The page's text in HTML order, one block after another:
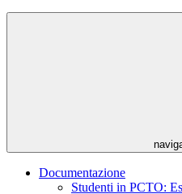
Documentazione
Studenti in PCTO: